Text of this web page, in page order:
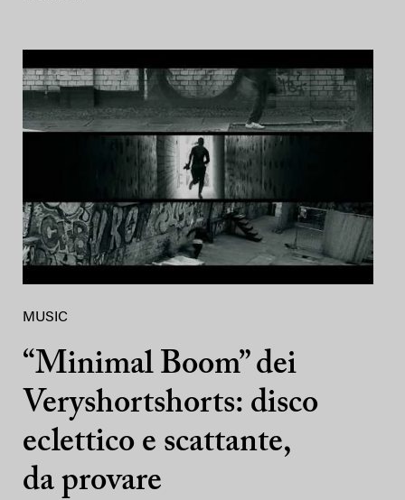
MUSIC
“Minimal Boom” dei
Veryshortshorts: disco
eclettico e scattante,
da provare